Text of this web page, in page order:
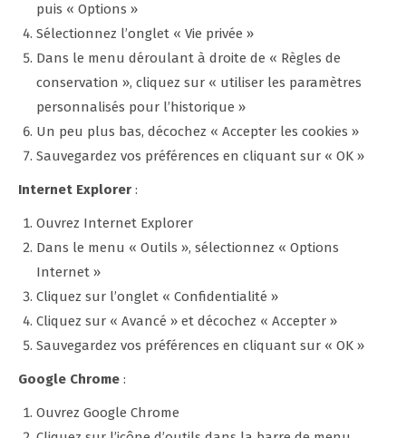
puis « Options »
Sélectionnez l’onglet « Vie privée »
Dans le menu déroulant à droite de « Règles de
conservation », cliquez sur « utiliser les paramètres
personnalisés pour l’historique »
Un peu plus bas, décochez « Accepter les cookies »
Sauvegardez vos préférences en cliquant sur « OK »
Internet Explorer :
Ouvrez Internet Explorer
Dans le menu « Outils », sélectionnez « Options
Internet »
Cliquez sur l’onglet « Confidentialité »
Cliquez sur « Avancé » et décochez « Accepter »
Sauvegardez vos préférences en cliquant sur « OK »
Google Chrome :
Ouvrez Google Chrome